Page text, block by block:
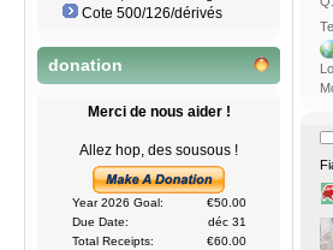
Cote 500/126/dérivés
donation
Merci de nous aider !
Allez hop, des sousous !
Year 2026 Goal:
€50.00
Due Date:
déc 31
Total Receipts:
€60.00